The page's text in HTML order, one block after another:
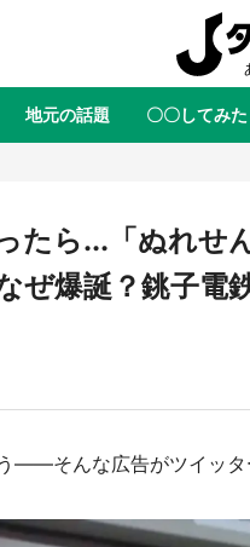
全国
東北
関東
中国
四国
地元の話題 〇〇してみた
絶景 あの時はありが
されてます【7／31～1／31】
たら...「ぬれせ
爆誕？銚子電
――そんな広告がツイッタ